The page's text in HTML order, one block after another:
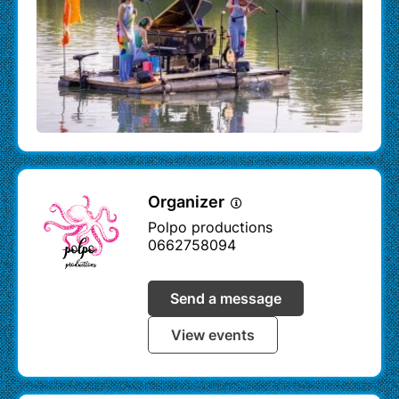
crédits:
photo bannière haute ©Etienne Renzo
photo capsule droite ©Etienne Renzo
Le pianO du lac / le Catapiano / création Voël
www.pianodulac.eu
Organizer
Polpo productions
0662758094
Send a message
View events